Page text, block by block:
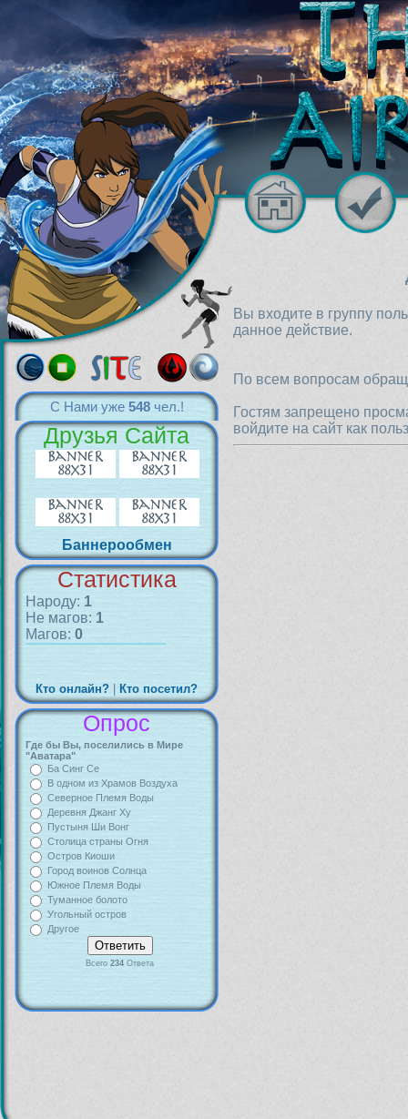
С Нами уже 548чел.!
Друзья Сайта
Баннерообмен
Статистика
Народу: 1
Не магов: 1
Магов: 0
Кто онлайн? Кто посетил?
Опрос
Где бы Вы, поселились в Мире
"Аватара"
Ба Синг Се
В одном из Храмов Воздуха
Северное Племя Воды
Деревня Джанг Ху
Пустыня Ши Вонг
Столица страны Огня
Остров Киоши
Город воинов Солнца
Южное Племя Воды
Туманное болото
Угольный остров
Другое
Всего 234 Ответа
Вы входите в группу
данное действие.
По всем вопросам
Гостям запрещено
войдите на сайт как